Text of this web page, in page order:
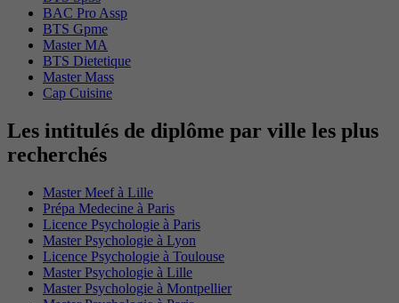
BAC Pro Assp
BTS Gpme
Master MA
BTS Dietetique
Master Mass
Cap Cuisine
Les intitulés de diplôme par ville les plus
recherchés
Master Meef à Lille
Prépa Medecine à Paris
Licence Psychologie à Paris
Master Psychologie à Lyon
Licence Psychologie à Toulouse
Master Psychologie à Lille
Master Psychologie à Montpellier